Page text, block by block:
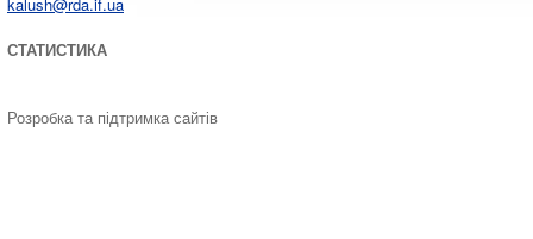
СТАТИСТИКА
Розробка та підтримка сайтів